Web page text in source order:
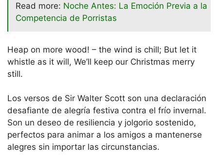
Read more: Noche Antes: La Emoción Previa a la
Competencia de Porristas
Heap on more wood! – the wind is chill; But let it
whistle as it will, We’ll keep our Christmas merry
still.
Los versos de Sir Walter Scott son una declaración
desafiante de alegría festiva contra el frío invernal.
Son un deseo de resiliencia y jolgorio sostenido,
perfectos para animar a los amigos a mantenerse
alegres sin importar las circunstancias.